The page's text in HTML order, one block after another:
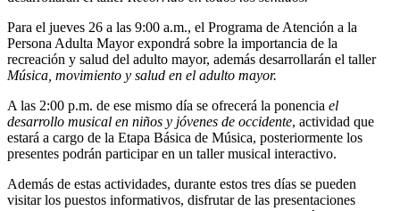
Para el jueves 26 a las 9:00 a.m., el Programa de Atención a la
Persona Adulta Mayor expondrá sobre la importancia de la
recreación y salud del adulto mayor, además desarrollarán el taller
Música, movimiento y salud en el adulto mayor.
A las 2:00 p.m. de ese mismo día se ofrecerá la ponencia el
desarrollo musical en niños y jóvenes de occidente, actividad que
estará a cargo de la Etapa Básica de Música, posteriormente los
presentes podrán participar en un taller musical interactivo.
Además de estas actividades, durante estos tres días se pueden
visitar los puestos informativos, disfrutar de las presentaciones